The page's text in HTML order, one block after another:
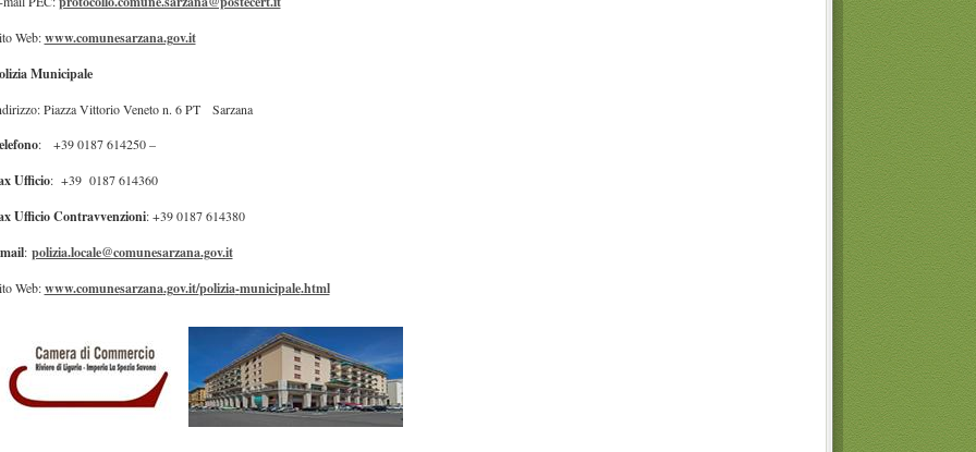
Web:www.comunesarzana.gov.it
Municipale
Piazza Vittorio Veneto n. 6 PT Sarzana
: +39 0187 614250 –
Ufficio: +39 0187 614360
Ufficio Contravvenzioni: +39 0187 614380
: polizia.locale@comunesarzana.gov.it
Web: www.comunesarzana.gov.it/polizia-municipale.html